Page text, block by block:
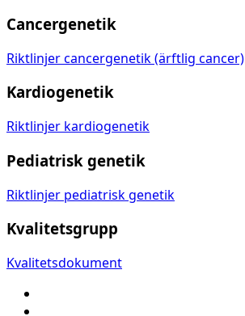
Cancergenetik
Riktlinjer cancergenetik (ärftlig cancer)
Kardiogenetik
Riktlinjer kardiogenetik
Pediatrisk genetik
Riktlinjer pediatrisk genetik
Kvalitetsgrupp
Kvalitetsdokument